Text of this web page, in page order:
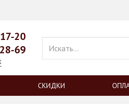
20
69
СКИДКИ